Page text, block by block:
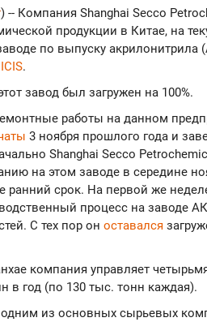
) -- Компания Shanghai Secco
продукции в Китае, на
по выпуску акрилонитрила
ICIS.
завод был загружен на 100%.
работы на данном
3 ноября прошлого года и
Shanghai Secco
на этом заводе в середине
ранний срок. На первой же
процесс на заводе
С тех пор он оставался
компания управляет
в год (по 130 тыс. тонн каждая).
из основных сырьевых